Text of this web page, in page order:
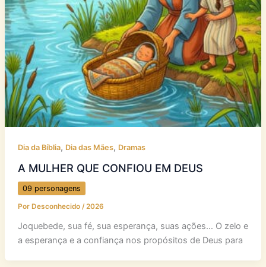
Dia da Bíblia, Dia das Mães, Dramas
A MULHER QUE CONFIOU EM DEUS
09 personagens
Por Desconhecido /2026
Joquebede, sua fé, sua esperança, suas ações… O zelo e
a esperança e a confiança nos propósitos de Deus para